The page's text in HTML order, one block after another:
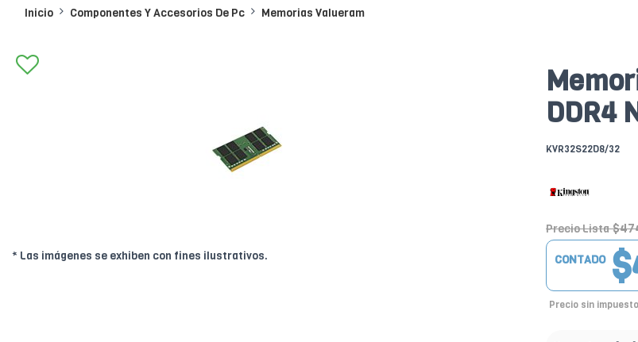
Inicio Componentes Y Accesorios De Pc Memorias Valueram
* Las imágenes se exhiben con fines ilustrativos.
DDR4
KVR32S22D8/32
Precio Lista
CONTADO
Precio sin